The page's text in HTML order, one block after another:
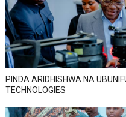
PINDA ARIDHISHWA NA
TECHNOLOGIES